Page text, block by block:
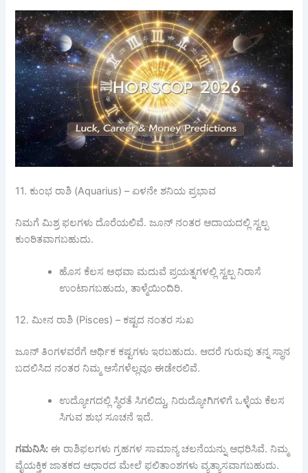
11. ಕುಂಭ ರಾಶಿ (Aquarius) – ಏಳನೇ ಶನಿಯ ಪ್ರಭಾವ
ನಿಮಗೆ ಮಿಶ್ರ ಫಲಗಳು ದೊರೆಯಲಿವೆ. ಜೂನ್ ನಂತರ ಆದಾಯದಲ್ಲಿ ಸ್ವಲ್ಪ
ಕುಂಠಿತವಾಗಬಹುದು.
ಹೊಸ ಕೆಲಸ ಅಥವಾ ಮದುವೆ ಪ್ರಯತ್ನಗಳಲ್ಲಿ ಸ್ವಲ್ಪ ನಿರಾಸೆ
ಉಂಟಾಗಬಹುದು, ತಾಳ್ಮೆಯಿಂದಿರಿ.
12. ಮೀನ ರಾಶಿ (Pisces) – ಕಷ್ಟದ ನಂತರ ಸುಖ
ಜೂನ್ ತಿಂಗಳವರೆಗೆ ಆರ್ಥಿಕ ಕಷ್ಟಗಳು ಇರಬಹುದು. ಆದರೆ ಗುರುವು ತನ್ನ ಸ್ಥಾನ
ಬದಲಿಸಿದ ನಂತರ ನಿಮ್ಮ ಆಸೆಗಳೆಲ್ಲವೂ ಈಡೇರಲಿವೆ.
ಉದ್ಯೋಗದಲ್ಲಿ ಸ್ಥಿರತೆ ಸಿಗಲಿದ್ದು, ನಿರುದ್ಯೋಗಿಗಳಿಗೆ ಒಳ್ಳೆಯ ಕೆಲಸ
ಸಿಗುವ ಶುಭ ಸೂಚನೆ ಇದೆ.
ಗಮನಿಸಿ: ಈ ರಾಶಿಫಲಗಳು ಗ್ರಹಗಳ ಸಾಮಾನ್ಯ ಚಲನೆಯನ್ನು ಆಧರಿಸಿವೆ. ನಿಮ್ಮ
ವೈಯಕ್ತಿಕ ಜಾತಕದ ಆಧಾರದ ಮೇಲೆ ಫಲಿತಾಂಶಗಳು ವ್ಯತ್ಯಾಸವಾಗಬಹುದು.